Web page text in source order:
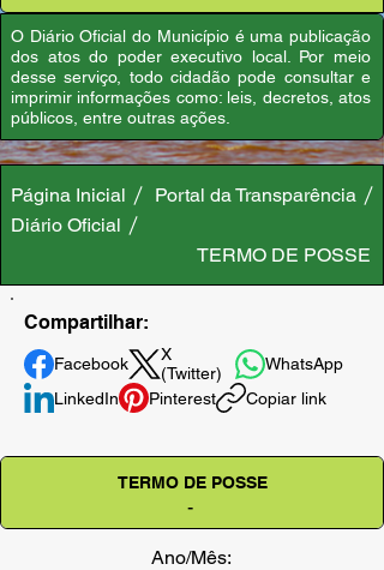
O Diário Oficial do Município é uma publicação
dos atos do poder executivo local. Por meio
desse serviço, todo cidadão pode consultar e
imprimir informações como: leis, decretos, atos
públicos, entre outras ações.
Página Inicial
Portal da Transparência
Diário Oficial
TERMO DE POSSE
Compartilhar:
Facebook
X
(Twitter)
WhatsApp
LinkedIn
Pinterest Copiar link
TERMO DE POSSE
-
Ano/Mês: